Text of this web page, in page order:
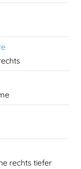
rechts tiefer